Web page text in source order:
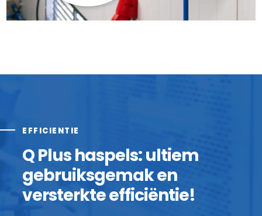
EFFICIENTIE
Q Plus haspels: ultiem
gebruiksgemak en
versterkte efficiëntie!